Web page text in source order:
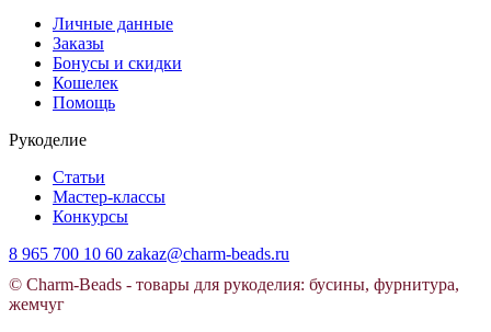
Личные данные
Заказы
Бонусы и скидки
Кошелек
Помощь
Рукоделие
Статьи
Мастер-классы
Конкурсы
8 965 700 10 60 zakaz@charm-beads.ru
© Charm-Beads - товары для рукоделия: бусины, фурнитура,
жемчуг